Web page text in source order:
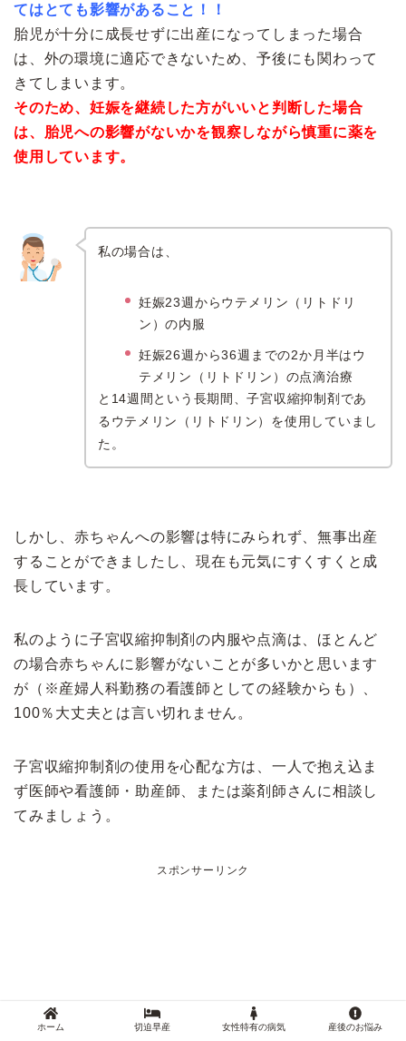
てはとても影響があること！！
胎児が十分に成長せずに出産になってしまった場合
は、外の環境に適応できないため、予後にも関わって
きてしまいます。
そのため、妊娠を継続した方がいいと判断した場合
は、胎児への影響がないかを観察しながら慎重に薬を
使用しています。
私の場合は、
妊娠23週からウテメリン（リトドリ
ン）の内服
妊娠26週から36週までの2か月半はウ
テメリン（リトドリン）の点滴治療
と14週間という長期間、子宮収縮抑制剤であ
るウテメリン（リトドリン）を使用していまし
た。
しかし、赤ちゃんへの影響は特にみられず、無事出産
することができましたし、現在も元気にすくすくと成
長しています。
私のように子宮収縮抑制剤の内服や点滴は、ほとんど
の場合赤ちゃんに影響がないことが多いかと思います
が（※産婦人科勤務の看護師としての経験からも）、
100％大丈夫とは言い切れません。
子宮収縮抑制剤の使用を心配な方は、一人で抱え込ま
ず医師や看護師・助産師、または薬剤師さんに相談し
てみましょう。
スポンサーリンク
ホーム 切迫早産 女性特有の病気 産後のお悩み